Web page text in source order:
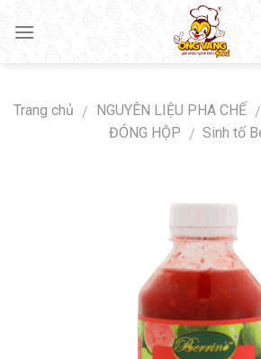
Trang chủ / NGUYÊN LIỆU PHA CHẾ /
ĐÓNG HỘP / Sinh tố